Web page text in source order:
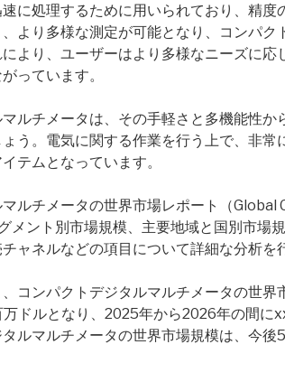
に処理するために用いられており、精
より多様な測定が可能となり、コンパ
より、ユーザーはより多様なニーズに
っています。
ルチメータは、その手軽さと多機能性
う。電気に関する作業を行う上で、非常
テムとなっています。
マルチメータの世界市場レポート（
ント別市場規模、主要地域と国別市場
ャネルなどの項目について詳細な分析を
コンパクトデジタルマルチメータの世
ドルとなり、2025年から2026年の間に
ルマルチメータの世界市場規模は、今